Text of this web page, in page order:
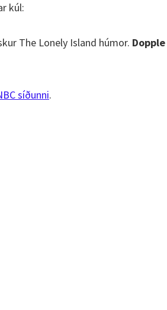
kúl:
The Lonely Island húmor. Dopple
síðunni.